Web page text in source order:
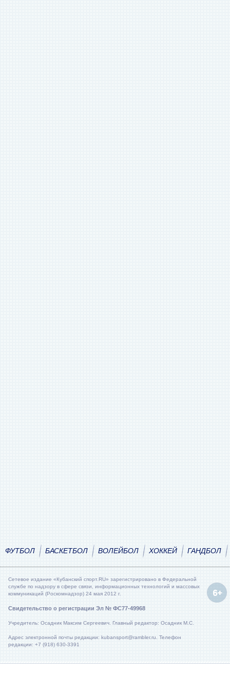
ФУТБОЛ БАСКЕТБОЛ ВОЛЕЙБОЛ ХОККЕЙ ГАНДБОЛ
Сетевое издание «Кубанский спорт.RU» зарегистрировано в Федеральной
службе по надзору в сфере связи, информационных технологий и массовых
коммуникаций (Роскомнадзор) 24 мая 2012 г.
Свидетельство о регистрации Эл № ФС77-49968
Учредитель: Осадник Максим Сергеевич. Главный редактор: Осадник М.С.
Адрес электронной почты редакции: kubansport@rambler.ru. Телефон
редакции: +7 (918) 630-3391